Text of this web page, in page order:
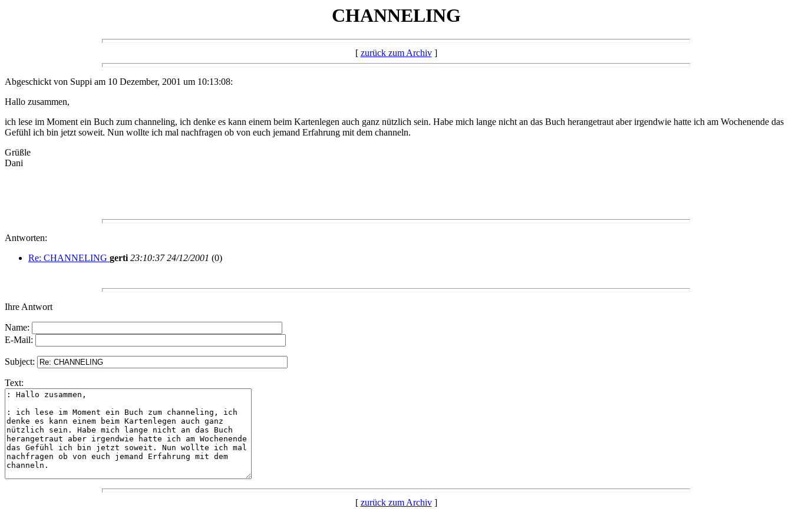
CHANNELING
[ zurück zum Archiv]
Abgeschickt von Suppi am 10 Dezember, 2001 um 10:13:08:
Hallo zusammen,
ich lese im Moment ein Buch zum channeling, ich denke es kann einem beim Kartenlegen auch ganz nützlich sein. Habe mich lange nicht an das Buch herangetraut aber irgendwie hatte ich am Wochenende das
Gefühl ich bin jetzt soweit. Nun wollte ich mal nachfragen ob von euch jemand Erfahrung mit dem channeln.
Grüßle
Dani
Antworten:
Re: CHANNELING gerti 23:10:37 24/12/2001 (0)
Ihre Antwort
Name:
E-Mail:
Subject:
Text:
[ zurück zum Archiv]